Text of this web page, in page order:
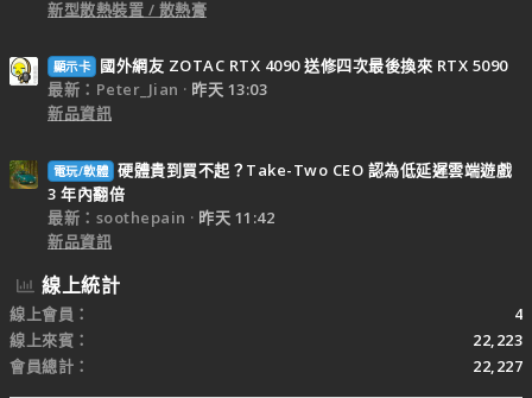
新型散熱裝置 / 散熱膏
顯示卡
國外網友 ZOTAC RTX 4090 送修四次最後換來 RTX 5090
最新：Peter_Jian
昨天 13:03
新品資訊
電玩/軟體 硬體貴到買不起？Take-Two CEO 認為低延遲雲端遊戲
3 年內翻倍
最新：soothepain
昨天 11:42
新品資訊
線上統計
線上會員
4
線上來賓
22,223
會員總計
22,227